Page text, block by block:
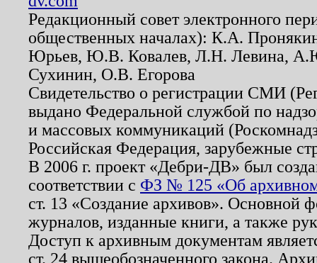
Редакционный совет электронного
общественных началах): К.А.
Юрьев, Ю.В. Ковалев, Л.Н. Левина,
Сухинин, О.В. Егорова
Свидетельство о регистрации СМИ
выдано Федеральной службой по
и массовых коммуникаций
Российская Федерация, зарубежные
В 2006 г. проект «Дебри-ДВ» был
соответствии с ФЗ № 125 «Об
ст. 13 «Создание архивов». Основной
журналов, изданные книги, а также
Доступ к архивным документам
ст. 24 вышеобозначенного закона.